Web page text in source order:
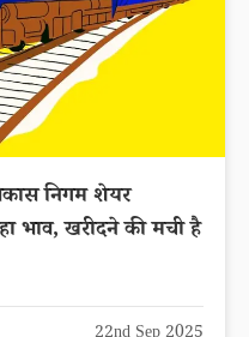
निगम शेयर
भाव, खरीदने की मची है